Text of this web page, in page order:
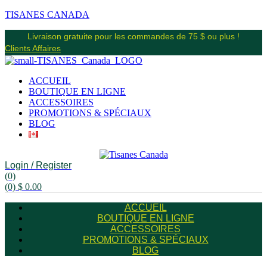
TISANES CANADA
Livraison gratuite pour les commandes de 75 $ ou plus !
Clients Affaires
ACCUEIL
BOUTIQUE EN LIGNE
ACCESSOIRES
PROMOTIONS & SPÉCIAUX
BLOG
Login / Register
(0)
(0) $ 0.00
ACCUEIL
BOUTIQUE EN LIGNE
ACCESSOIRES
PROMOTIONS & SPÉCIAUX
BLOG